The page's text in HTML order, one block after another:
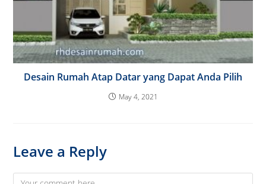
Desain Rumah Atap Datar yang Dapat Anda Pilih
May 4, 2021
Leave a Reply
Comment